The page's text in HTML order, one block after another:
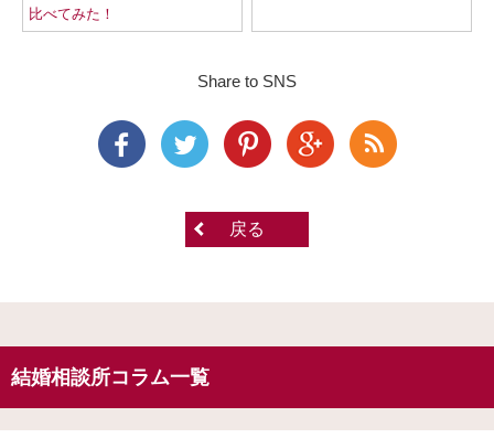
比べてみた！
Share to SNS
戻る
結婚相談所コラム一覧